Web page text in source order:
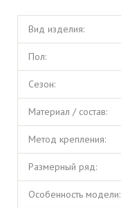
Вид изделия:
Пол:
Сезон:
Материал / состав:
Метод крепления:
Размерный ряд:
Особенность модели: